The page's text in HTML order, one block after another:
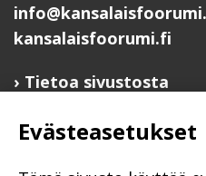
kansalaisfoorumi.fi
Tietoa sivustosta
Ilmoita järjestösi
Evästeasetukset